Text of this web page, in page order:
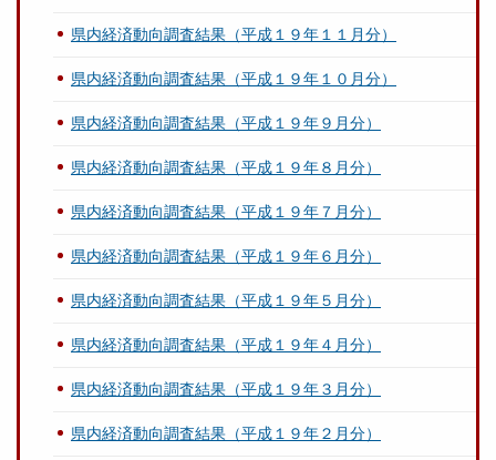
県内経済動向調査結果（平成１９年１１月分）
県内経済動向調査結果（平成１９年１０月分）
県内経済動向調査結果（平成１９年９月分）
県内経済動向調査結果（平成１９年８月分）
県内経済動向調査結果（平成１９年７月分）
県内経済動向調査結果（平成１９年６月分）
県内経済動向調査結果（平成１９年５月分）
県内経済動向調査結果（平成１９年４月分）
県内経済動向調査結果（平成１９年３月分）
県内経済動向調査結果（平成１９年２月分）